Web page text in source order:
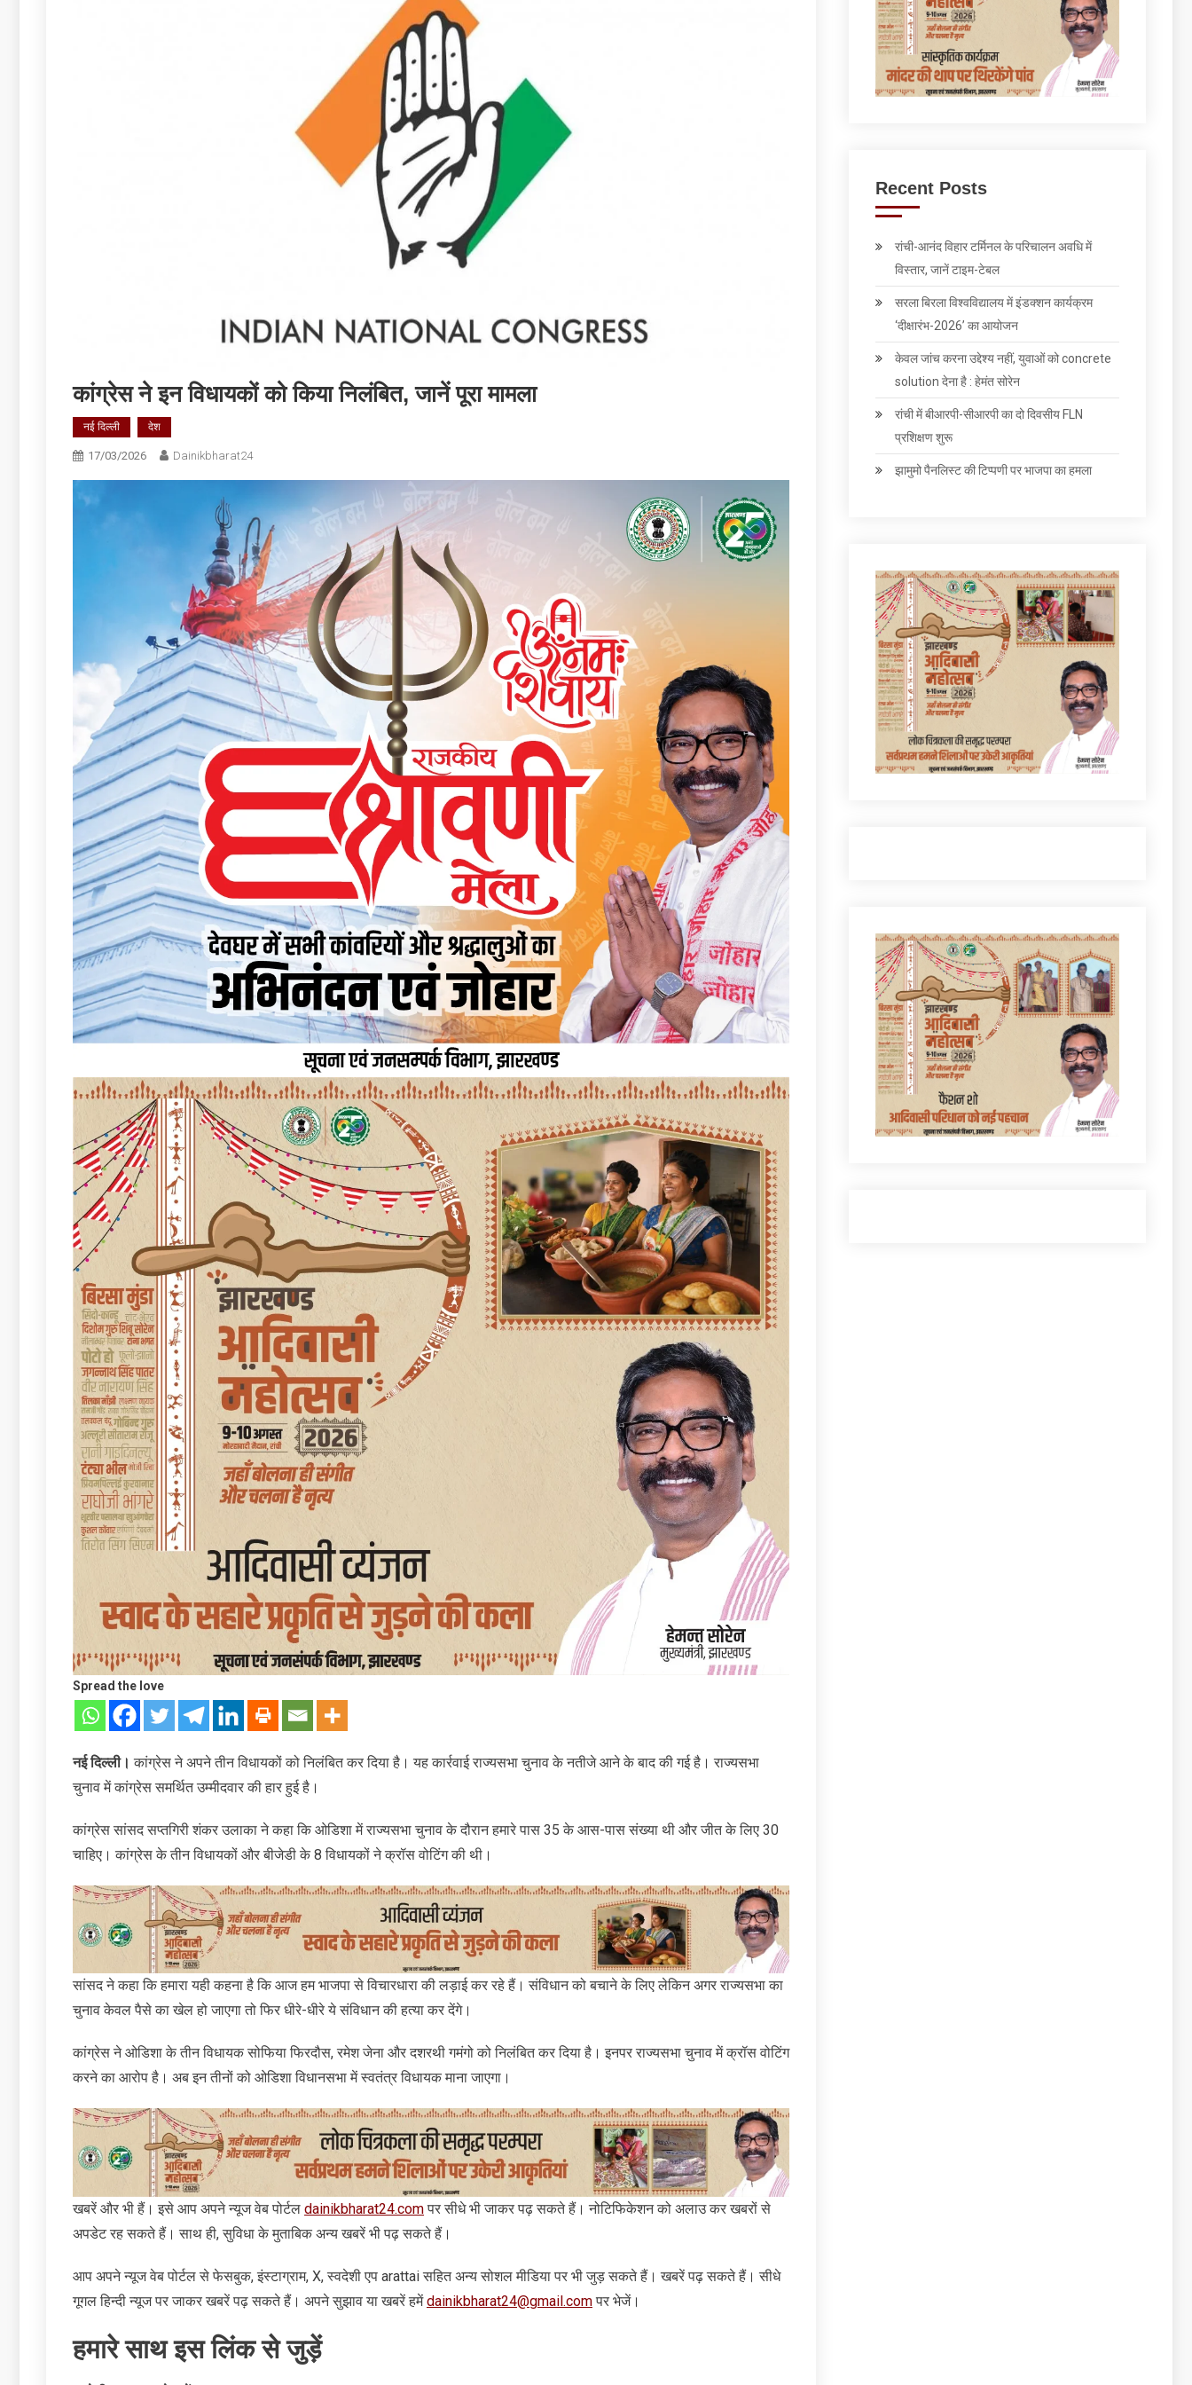
कांग्रेस ने इन विधायकों को किया निलंबित, जानें पूरा मामला
नई दिल्ली देश
17/03/2026 Dainikbharat24
Spread the love
नई दिल्‍ली। कांग्रेस ने अपने तीन विधायकों को निलंबित कर दिया है। यह कार्रवाई राज्‍यसभा चुनाव के नतीजे आने के बाद की गई है। राज्‍यसभा
चुनाव में कांग्रेस समर्थित उम्‍मीदवार की हार हुई है।
कांग्रेस सांसद सप्तगिरी शंकर उलाका ने कहा कि ओडिशा में राज्यसभा चुनाव के दौरान हमारे पास 35 के आस-पास संख्या थी और जीत के लिए 30
चाहिए। कांग्रेस के तीन विधायकों और बीजेडी के 8 विधायकों ने क्रॉस वोटिंग की थी।
सांसद ने कहा कि हमारा यही कहना है कि आज हम भाजपा से विचारधारा की लड़ाई कर रहे हैं। संविधान को बचाने के लिए लेकिन अगर राज्यसभा का
चुनाव केवल पैसे का खेल हो जाएगा तो फिर धीरे-धीरे ये संविधान की हत्या कर देंगे।
कांग्रेस ने ओडिशा के तीन विधायक सोफिया फिरदौस, रमेश जेना और दशरथी गमंगो को निलंबित कर दिया है। इनपर राज्यसभा चुनाव में क्रॉस वोटिंग
करने का आरोप है। अब इन तीनों को ओडिशा विधानसभा में स्वतंत्र विधायक माना जाएगा।
खबरें और भी हैं। इसे आप अपने न्‍यूज वेब पोर्टल dainikbharat24.comपर सीधे भी जाकर पढ़ सकते हैं। नोटिफिकेशन को अलाउ कर खबरों से
अपडेट रह सकते हैं। साथ ही, सुविधा के मुताबिक अन्‍य खबरें भी पढ़ सकते हैं।
आप अपने न्‍यूज वेब पोर्टल से फेसबुक, इंस्‍टाग्राम, X, स्‍वदेशी एप arattai सहित अन्‍य सोशल मीडिया पर भी जुड़ सकते हैं। खबरें पढ़ सकते हैं। सीधे
गूगल हिन्‍दी न्‍यूज पर जाकर खबरें पढ़ सकते हैं। अपने सुझाव या खबरें हमेंdainikbharat24@gmail.comपर भेजें।
हमारे साथ इस लिंक से जुड़ें
Recent Posts
रांची-आनंद विहार टर्मिनल के परिचालन अवधि में
विस्तार, जानें टाइम-टेबल
सरला बिरला विश्वविद्यालय में इंडक्शन कार्यक्रम
‘दीक्षारंभ-2026’ का आयोजन
केवल जांच करना उद्देश्‍य नहीं, युवाओं को concrete
solution देना है : हेमंत सोरेन
रांची में बीआरपी-सीआरपी का दो दिवसीय FLN
प्रशिक्षण शुरू
झामुमो पैनलिस्ट की टिप्पणी पर भाजपा का हमला